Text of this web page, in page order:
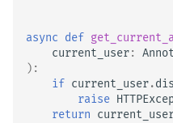
async def
current_user:
):
if current_user.
raise
return